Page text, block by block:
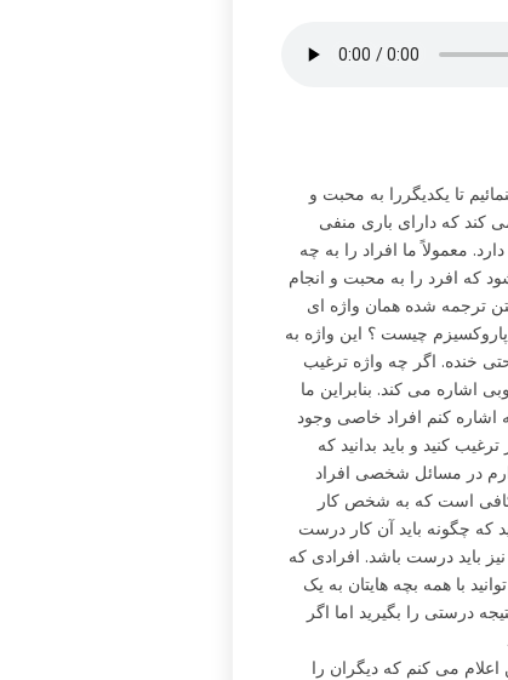
یکدیگر را بنمائیم تا یکدیگررا به محبت و
کند که دارای باری منفی
معمولاً ما افراد را به چه
که افرد را به محبت و انجام
ترجمه شده همان واژه ای
چیست ؟ این واژه به
خنده. اگر چه واژه ترغیب
اشاره می کند. بنابراین ما
اشاره کنم افراد خاصی وجود
کنید و باید بدانید که
در مسائل شخصی افراد
کافی است که به شخص کار
که چگونه باید آن کار درست
باید درست باشد. افرادی که
با همه بچه هایتان به یک
درستی را بگیرید اما اگر
می کنم که دیگران را